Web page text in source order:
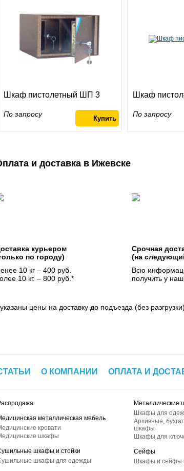
Шкаф пистолетный ШП 3
По запросу
Шкаф
По запросу
и доставка в Ижевске
курьером
по городу)
10 кг – 400 руб.
10 кг. – 800 руб.*
Срочная
(на
Всю
получить у
цены на доставку до подъезда (без разгрузки)
О КОМПАНИИ ОПЛАТА И
металлическая мебель
кровати
шкафы
шкафы и стойки
шкафы для одежды
Металлические
Шкафы для
Архивные,
шкафы
Шкафы для
Сейфы
Шкафы и сейфы